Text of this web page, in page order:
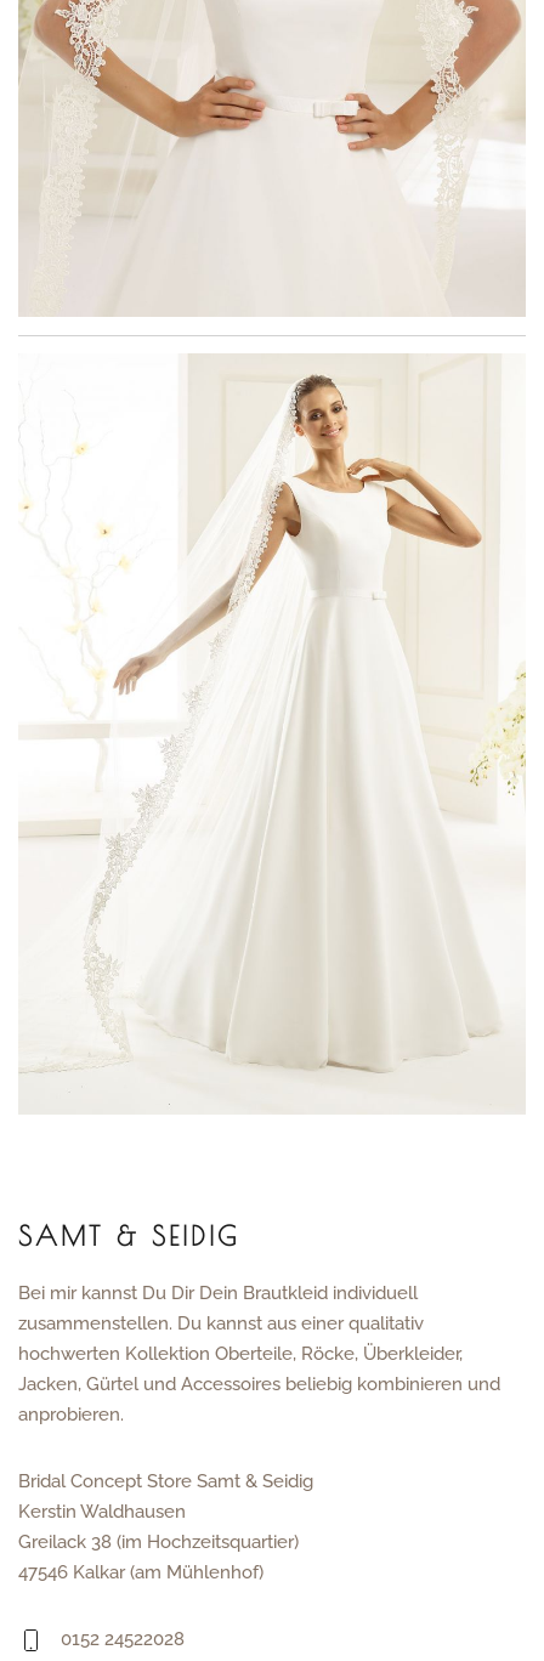
SAMT & SEIDIG
Bei mir kannst Du Dir Dein Brautkleid individuell
zusammenstellen. Du kannst aus einer qualitativ
hochwerten Kollektion Oberteile, Röcke, Überkleider,
Jacken, Gürtel und Accessoires beliebig kombinieren und
anprobieren.
Bridal Concept Store Samt & Seidig
Kerstin Waldhausen
Greilack 38 (im Hochzeitsquartier)
47546 Kalkar (am Mühlenhof)
0152 24522028